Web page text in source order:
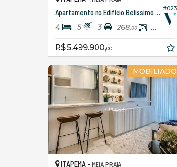
#023
Apartamento no Edifício Belíssimo Dallo
4 5 3 268,00 157,
R$ 5.499.900,00
MOBILIADO
ITAPEMA - MEIA PRAIA